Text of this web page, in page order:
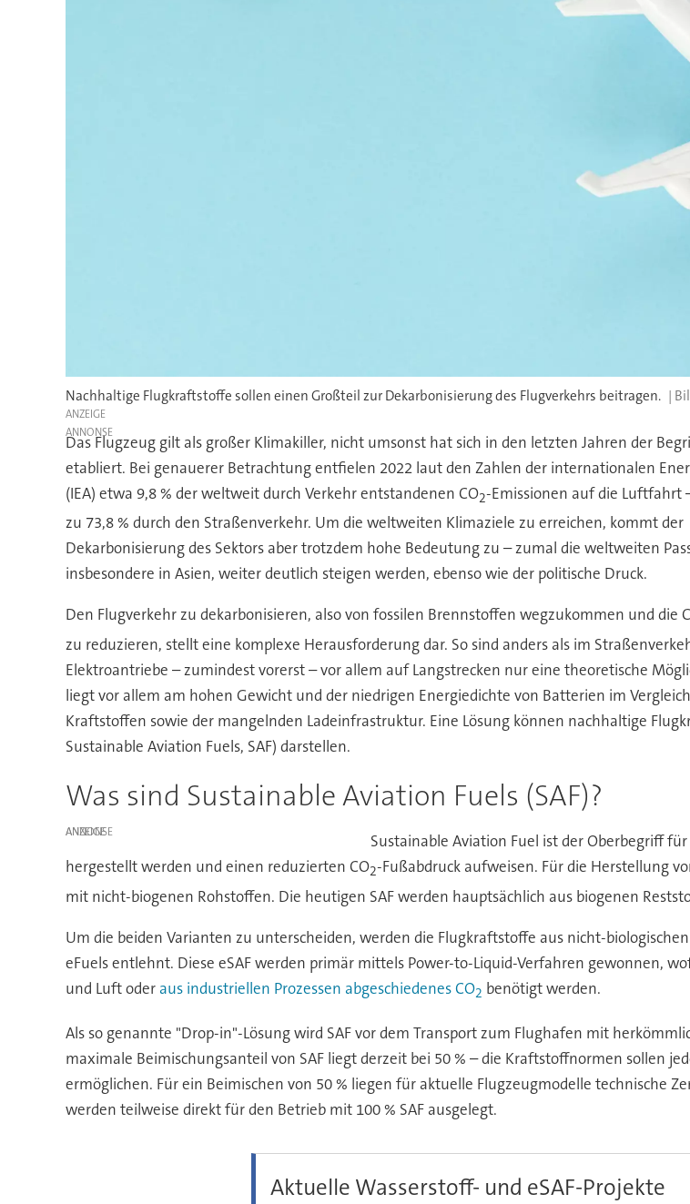
Nachhaltige Flugkraftstoffe sollen einen Großteil zur Dekarbonisierung des Flugverkehrs beitragen.
ANZEIGE
Das Flugzeug gilt als großer Klimakiller, nicht umsonst hat sich in den letzten Jahren der
etabliert. Bei genauerer Betrachtung entfielen 2022 laut den Zahlen der internationalen
(IEA) etwa 9,8 % der weltweit durch Verkehr entstandenen CO2-Emissionen auf die Luftfahrt
zu 73,8 % durch den Straßenverkehr. Um die weltweiten Klimaziele zu erreichen, kommt der
Dekarbonisierung des Sektors aber trotzdem hohe Bedeutung zu – zumal die weltweiten
insbesondere in Asien, weiter deutlich steigen werden, ebenso wie der politische Druck.
Den Flugverkehr zu dekarbonisieren, also von fossilen Brennstoffen wegzukommen und die
zu reduzieren, stellt eine komplexe Herausforderung dar. So sind anders als im
Elektroantriebe – zumindest vorerst – vor allem auf Langstrecken nur eine theoretische
liegt vor allem am hohen Gewicht und der niedrigen Energiedichte von Batterien im
Kraftstoffen sowie der mangelnden Ladeinfrastruktur. Eine Lösung können nachhaltige
Sustainable Aviation Fuels, SAF) darstellen.
Was sind Sustainable Aviation Fuels (SAF)?
ANZEIGE
Sustainable Aviation Fuel ist der Oberbegriff
hergestellt werden und einen reduzierten CO2-Fußabdruck aufweisen. Für die Herstellung
mit nicht-biogenen Rohstoffen. Die heutigen SAF werden hauptsächlich aus biogenen
Um die beiden Varianten zu unterscheiden, werden die Flugkraftstoffe aus nicht-biologischen
eFuels entlehnt. Diese eSAF werden primär mittels Power-to-Liquid-Verfahren gewonnen,
und Luft oder aus industriellen Prozessen abgeschiedenes CO2 benötigt werden.
Als so genannte "Drop-in"-Lösung wird SAF vor dem Transport zum Flughafen mit
maximale Beimischungsanteil von SAF liegt derzeit bei 50 % – die Kraftstoffnormen sollen
ermöglichen. Für ein Beimischen von 50 % liegen für aktuelle Flugzeugmodelle technische
werden teilweise direkt für den Betrieb mit 100 % SAF ausgelegt.
Aktuelle Wasserstoff- und eSAF-Projekte